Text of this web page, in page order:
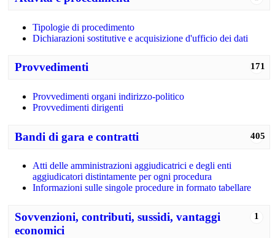
Tipologie di procedimento
Dichiarazioni sostitutive e acquisizione d'ufficio dei dati
171
Provvedimenti
Provvedimenti organi indirizzo-politico
Provvedimenti dirigenti
405
Bandi di gara e contratti
Atti delle amministrazioni aggiudicatrici e degli enti
aggiudicatori distintamente per ogni procedura
Informazioni sulle singole procedure in formato tabellare
1
Sovvenzioni, contributi, sussidi, vantaggi
economici